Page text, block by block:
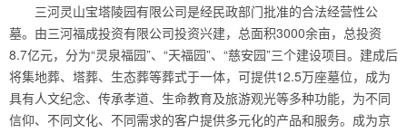
三河灵山宝塔陵园有限公司是经民政部门批准的合法经营性公
墓。由三河福成投资有限公司投资兴建，总面积3000余亩，总投资
8.7亿元，分为“灵泉福园”、“天福园”、“慈安园”三个建设项目。建成后
将集地葬、塔葬、生态葬等葬式于一体，可提供12.5万座墓位，成为
具有人文纪念、传承孝道、生命教育及旅游观光等多种功能，为不同
信仰、不同文化、不同需求的客户提供多元化的产品和服务。成为京